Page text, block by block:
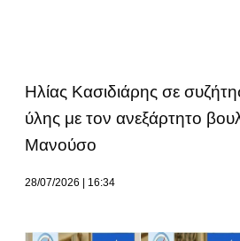
Ηλίας Κασιδιάρης σε
ύλης με τον ανεξάρτητο
Μανούσο
28/07/2026 16:34